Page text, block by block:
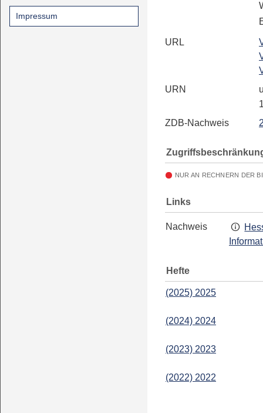
Impressum
URL
URN
ZDB-Nachweis
NUR AN RECHNERN DER
Links
Nachweis
Hefte
(2025) 2025
(2024) 2024
(2023) 2023
(2022) 2022